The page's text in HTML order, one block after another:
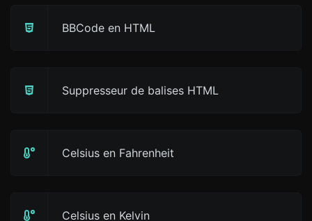
BBCode en HTML
Suppresseur de balises HTML
Celsius en Fahrenheit
Celsius en Kelvin